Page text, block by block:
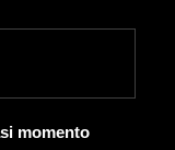
momento